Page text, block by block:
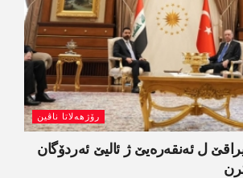
رۆژھەلاتا ناڤین
ل ئەنقەرەیێ ژ ئالیێ ئەردۆگان